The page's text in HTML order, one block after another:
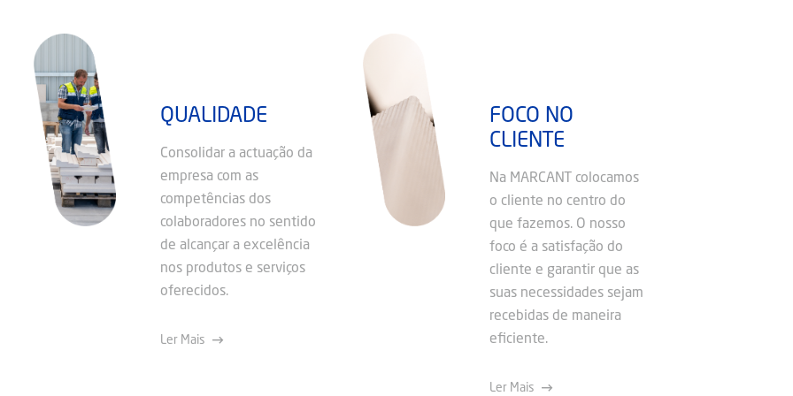
QUALIDADE
Consolidar a actuação da
empresa com as
competências dos
colaboradores no sentido
de alcançar a excelência
nos produtos e serviços
oferecidos.
Ler Mais
FOCO NO
CLIENTE
Na MARCANT colocamos
o cliente no centro do
que fazemos. O nosso
foco é a satisfação do
cliente e garantir que as
suas necessidades sejam
recebidas de maneira
eficiente.
Ler Mais